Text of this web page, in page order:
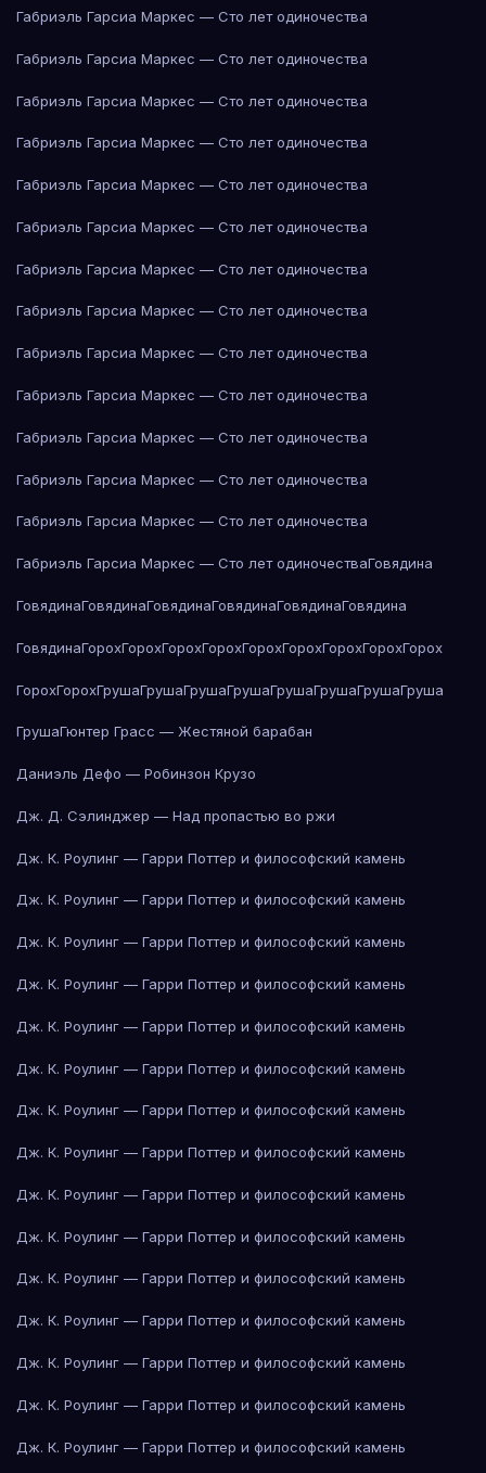
Габриэль Гарсиа Маркес — Сто лет одиночества
Габриэль Гарсиа Маркес — Сто лет одиночества
Габриэль Гарсиа Маркес — Сто лет одиночества
Габриэль Гарсиа Маркес — Сто лет одиночества
Габриэль Гарсиа Маркес — Сто лет одиночества
Габриэль Гарсиа Маркес — Сто лет одиночества
Габриэль Гарсиа Маркес — Сто лет одиночества
Габриэль Гарсиа Маркес — Сто лет одиночества
Габриэль Гарсиа Маркес — Сто лет одиночества
Габриэль Гарсиа Маркес — Сто лет одиночества
Габриэль Гарсиа Маркес — Сто лет одиночества
Габриэль Гарсиа Маркес — Сто лет одиночества
Габриэль Гарсиа Маркес — Сто лет одиночества
Габриэль Гарсиа Маркес — Сто лет одиночестваГовядина
ГовядинаГовядинаГовядинаГовядинаГовядинаГовядина
ГовядинаГорохГорохГорохГорохГорохГорохГорохГорохГорох
ГорохГорохГрушаГрушаГрушаГрушаГрушаГрушаГрушаГруша
ГрушаГюнтер Грасс — Жестяной барабан
Даниэль Дефо — Робинзон Крузо
Дж. Д. Сэлинджер — Над пропастью во ржи
Дж. К. Роулинг — Гарри Поттер и философский камень
Дж. К. Роулинг — Гарри Поттер и философский камень
Дж. К. Роулинг — Гарри Поттер и философский камень
Дж. К. Роулинг — Гарри Поттер и философский камень
Дж. К. Роулинг — Гарри Поттер и философский камень
Дж. К. Роулинг — Гарри Поттер и философский камень
Дж. К. Роулинг — Гарри Поттер и философский камень
Дж. К. Роулинг — Гарри Поттер и философский камень
Дж. К. Роулинг — Гарри Поттер и философский камень
Дж. К. Роулинг — Гарри Поттер и философский камень
Дж. К. Роулинг — Гарри Поттер и философский камень
Дж. К. Роулинг — Гарри Поттер и философский камень
Дж. К. Роулинг — Гарри Поттер и философский камень
Дж. К. Роулинг — Гарри Поттер и философский камень
Дж. К. Роулинг — Гарри Поттер и философский камень